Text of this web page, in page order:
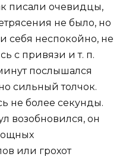
писали очевидцы,
не было, но
себя неспокойно, не
с привязи и т. п.
послышался
сильный толчок.
не более секунды.
возобновился, он
или грохот